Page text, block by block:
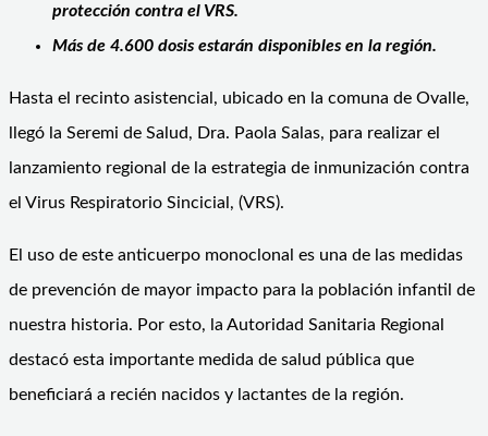
protección contra el VRS.
Más de 4.600 dosis estarán disponibles en la región.
Hasta el recinto asistencial, ubicado en la comuna de Ovalle,
llegó la Seremi de Salud, Dra. Paola Salas, para realizar el
lanzamiento regional de la estrategia de inmunización contra
el Virus Respiratorio Sincicial, (VRS).
El uso de este anticuerpo monoclonal es una de las medidas
de prevención de mayor impacto para la población infantil de
nuestra historia. Por esto, la Autoridad Sanitaria Regional
destacó esta importante medida de salud pública que
beneficiará a recién nacidos y lactantes de la región.